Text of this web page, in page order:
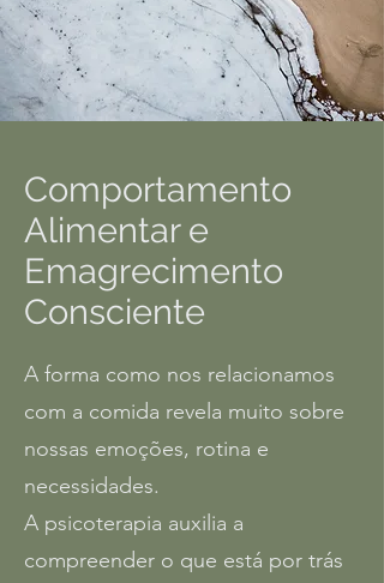
Comportamento
Alimentar e
Emagrecimento
Consciente
A forma como nos relacionamos
com a comida revela muito sobre
nossas emoções, rotina e
necessidades.
A psicoterapia auxilia a
compreender o que está por trás